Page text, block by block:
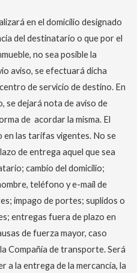
en el domicilio designado
del destinatario o que por el
no sea posible la
aviso, se efectuará dicha
de servicio de destino. En
se dejará nota de aviso de
de acordar la misma. El
las tarifas vigentes. No se
de entrega aquel que sea
cambio del domicilio;
teléfono y e-mail de
impago de portes; suplidos o
entregas fuera de plazo en
de fuerza mayor, caso
Compañía de transporte. Será
a la entrega de la mercancía, la